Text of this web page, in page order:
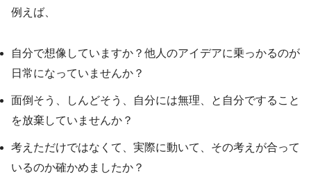
例えば、
自分で想像していますか？他人のアイデアに乗っかるのが
日常になっていませんか？
面倒そう、しんどそう、自分には無理、と自分ですること
を放棄していませんか？
考えただけではなくて、実際に動いて、その考えが合って
いるのか確かめましたか？